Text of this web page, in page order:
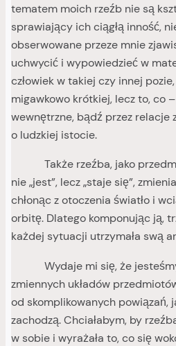
tematem moich rzeźb nie są
sprawiający ich ciągłą inność,
obserwowane przeze mnie
uchwycić i wypowiedzieć w
człowiek w takiej czy innej
migawkowo krótkiej, lecz to, co
wewnętrzne, bądź przez relacje
o ludzkiej istocie.
Także rzeźba, jako
nie „jest”, lecz „staje się”,
chłonąc z otoczenia światło i
orbitę. Dlatego komponując ją,
każdej sytuacji utrzymała swą
Wydaje mi się, że jesteśmy
zmiennych układów
od skomplikowanych powiązań,
zachodzą. Chciałabym, by
w sobie i wyrażała to, co się